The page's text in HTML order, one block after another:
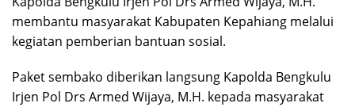
membantu masyarakat Kabupaten Kepahiang melalui
kegiatan pemberian bantuan sosial.
Paket sembako diberikan langsung Kapolda Bengkulu
Irjen Pol Drs Armed Wijaya, M.H. kepada masyarakat